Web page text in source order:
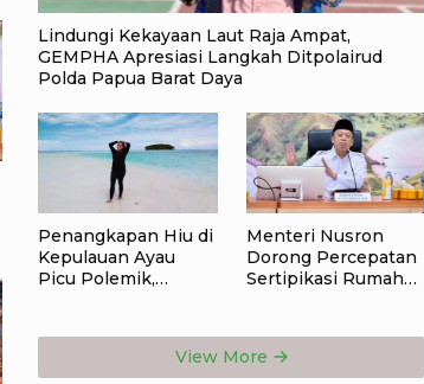
Lindungi Kekayaan Laut Raja Ampat,
GEMPHA Apresiasi Langkah Ditpolairud
Polda Papua Barat Daya
Penangkapan Hiu di
Kepulauan Ayau
Picu Polemik,
Masa Depan Raja
Menteri Nusron
Dorong Percepatan
Sertipikasi Rumah
Natal bagi
Masyarakat
View More